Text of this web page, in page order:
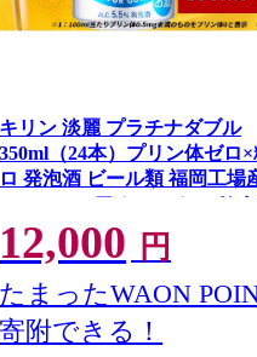
キリン 淡麗 プラチナダブル
350ml（24本）プリン体ゼロ
ロ 発泡酒 ビール類 福岡工場
ALC.5.5% アルコール5.5％
ン体0 糖質0 ギフト 贈答品 晩
み 独自の製法 スムーズな飲
な味わい
12,000 円
たまったWAON
寄附できる！